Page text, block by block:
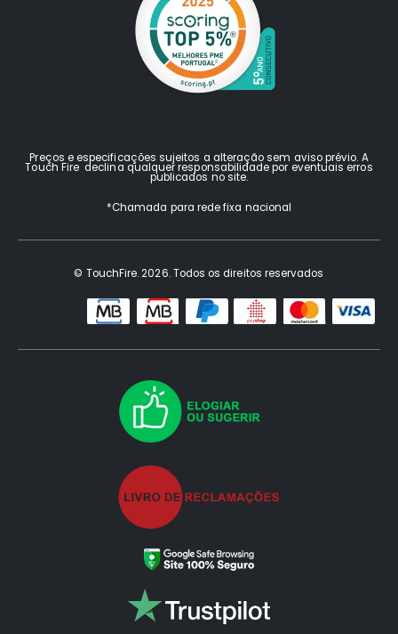
Preços e especificações sujeitos a alteração sem aviso prévio. A
Touch Fire declina qualquer responsabilidade por eventuais erros
publicados no site.
*Chamada para rede fixa nacional
© TouchFire. 2026. Todos os direitos reservados